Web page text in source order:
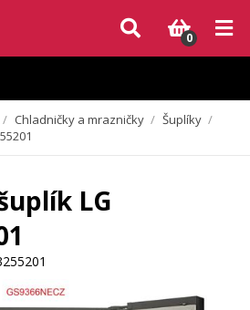
může dodání dílů, které nejsou skladem,
Děkujeme za pochopení.
0
/ Chladničky a mrazničky / Šuplíky /
LG